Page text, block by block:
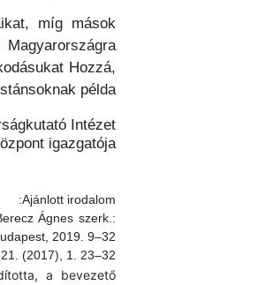
míg mások
Hozzá,
példa.
Intézet
igazgatója
Ajánlott irodalom:
Ágnes szerk.:
2019. 9–32.
21. (2017), 1. 23–32.
a bevezető